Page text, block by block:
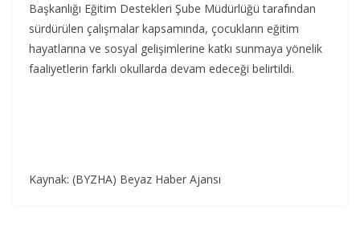
Başkanlığı Eğitim Destekleri Şube Müdürlüğü tarafından
sürdürülen çalışmalar kapsamında, çocukların eğitim
hayatlarına ve sosyal gelişimlerine katkı sunmaya yönelik
faaliyetlerin farklı okullarda devam edeceği belirtildi.
Kaynak: (BYZHA) Beyaz Haber Ajansı